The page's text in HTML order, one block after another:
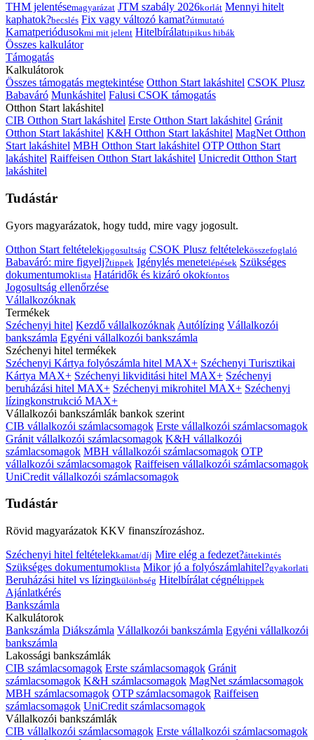
THM jelentésemagyarázat JTM szabály 2026korlát Mennyi hitelt
kaphatok?becslés Fix vagy változó kamat?útmutató
Kamatperiódusokmi mit jelent Hitelbírálattipikus hibák
Összes kalkulátor
Támogatás
Kalkulátorok
Összes támogatás megtekintése Otthon Start lakáshitel CSOK Plusz
Babaváró Munkáshitel Falusi CSOK támogatás
Otthon Start lakáshitel
CIB Otthon Start lakáshitel Erste Otthon Start lakáshitel Gránit
Otthon Start lakáshitel K&H Otthon Start lakáshitel MagNet Otthon
Start lakáshitel MBH Otthon Start lakáshitel OTP Otthon Start
lakáshitel Raiffeisen Otthon Start lakáshitel Unicredit Otthon Start
lakáshitel
Tudástár
Gyors magyarázatok, hogy tudd, mire vagy jogosult.
Otthon Start feltételekjogosultság CSOK Plusz feltételekösszefoglaló
Babaváró: mire figyelj?tippek Igénylés menetelépések Szükséges
dokumentumoklista Határidők és kizáró okokfontos
Jogosultság ellenőrzése
Vállalkozóknak
Termékek
Széchenyi hitel Kezdő vállalkozóknak Autólízing Vállalkozói
bankszámla Egyéni vállalkozói bankszámla
Széchenyi hitel termékek
Széchenyi Kártya folyószámla hitel MAX+ Széchenyi Turisztikai
Kártya MAX+ Széchenyi likviditási hitel MAX+ Széchenyi
beruházási hitel MAX+ Széchenyi mikrohitel MAX+ Széchenyi
lízingkonstrukció MAX+
Vállalkozói bankszámlák bankok szerint
CIB vállalkozói számlacsomagok Erste vállalkozói számlacsomagok
Gránit vállalkozói számlacsomagok K&H vállalkozói
számlacsomagok MBH vállalkozói számlacsomagok OTP
vállalkozói számlacsomagok Raiffeisen vállalkozói számlacsomagok
UniCredit vállalkozói számlacsomagok
Tudástár
Rövid magyarázatok KKV finanszírozáshoz.
Széchenyi hitel feltételekkamat/díj Mire elég a fedezet?áttekintés
Szükséges dokumentumoklista Mikor jó a folyószámlahitel?gyakorlati
Beruházási hitel vs lízingkülönbség Hitelbírálat cégnéltippek
Ajánlatkérés
Bankszámla
Kalkulátorok
Bankszámla Diákszámla Vállalkozói bankszámla Egyéni vállalkozói
bankszámla
Lakossági bankszámlák
CIB számlacsomagok Erste számlacsomagok Gránit
számlacsomagok K&H számlacsomagok MagNet számlacsomagok
MBH számlacsomagok OTP számlacsomagok Raiffeisen
számlacsomagok UniCredit számlacsomagok
Vállalkozói bankszámlák
CIB vállalkozói számlacsomagok Erste vállalkozói számlacsomagok